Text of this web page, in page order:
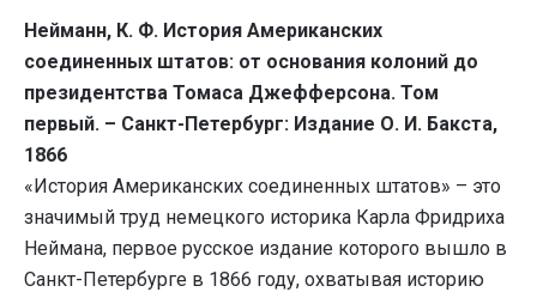
Нейманн, К. Ф. История Американских
соединенных штатов: от основания колоний до
президентства Томаса Джефферсона. Том
первый. – Санкт-Петербург: Издание О. И. Бакста,
1866
«История Американских соединенных штатов» – это
значимый труд немецкого историка Карла Фридриха
Неймана, первое русское издание которого вышло в
Санкт-Петербурге в 1866 году, охватывая историю